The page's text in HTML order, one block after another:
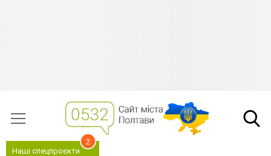
Наші спецпроєкти
2